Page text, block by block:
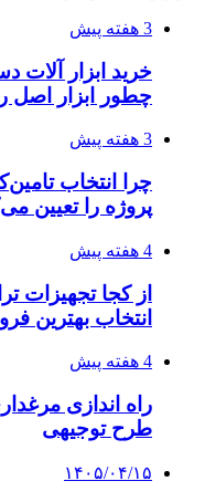
3 هفته پیش
خرید ابزار آلات
چطور ابزار اصل
3 هفته پیش
چرا انتخاب
پروژه را تعیین
4 هفته پیش
از کجا تجهیزات
انتخاب بهترین
4 هفته پیش
راه اندازی
طرح توجیهی
۱۴۰۵/۰۴/۱۵